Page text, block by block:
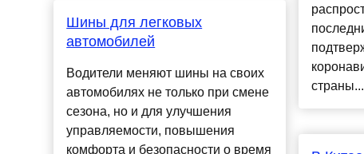
Шины для легковых
автомобилей
Водители меняют шины на своих
автомобилях не только при смене
сезона, но и для улучшения
управляемости, повышения
комфорта и безопасности о время